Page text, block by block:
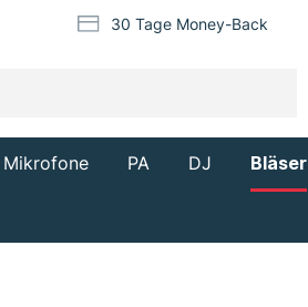
30 Tage Money-Back
Mikrofone PA DJ Bläser